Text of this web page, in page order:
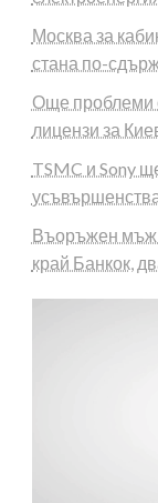
Москва за
стана по-
Още проблеми
лицензи за
TSMC и Sony
Въоръжен мъж
край Банкок,